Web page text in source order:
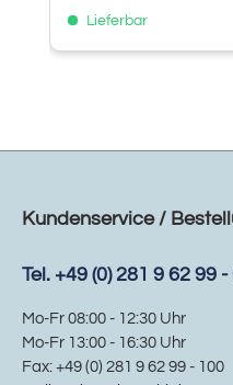
Lieferbar
Kundenservice /
Tel. +49 (0) 281 9 62 99 -
Mo-Fr 08:00 - 12:30 Uhr
Mo-Fr 13:00 - 16:30 Uhr
Fax: +49 (0) 281 9 62 99 - 100